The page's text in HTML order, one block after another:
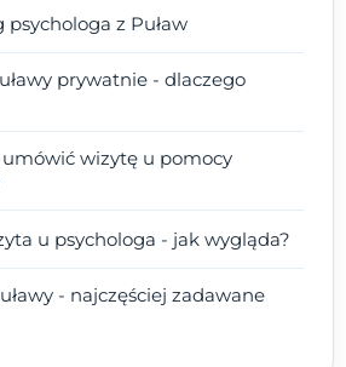
psychologa z Puław
prywatnie - dlaczego
wizytę u pomocy
u psychologa - jak wygląda?
- najczęściej zadawane